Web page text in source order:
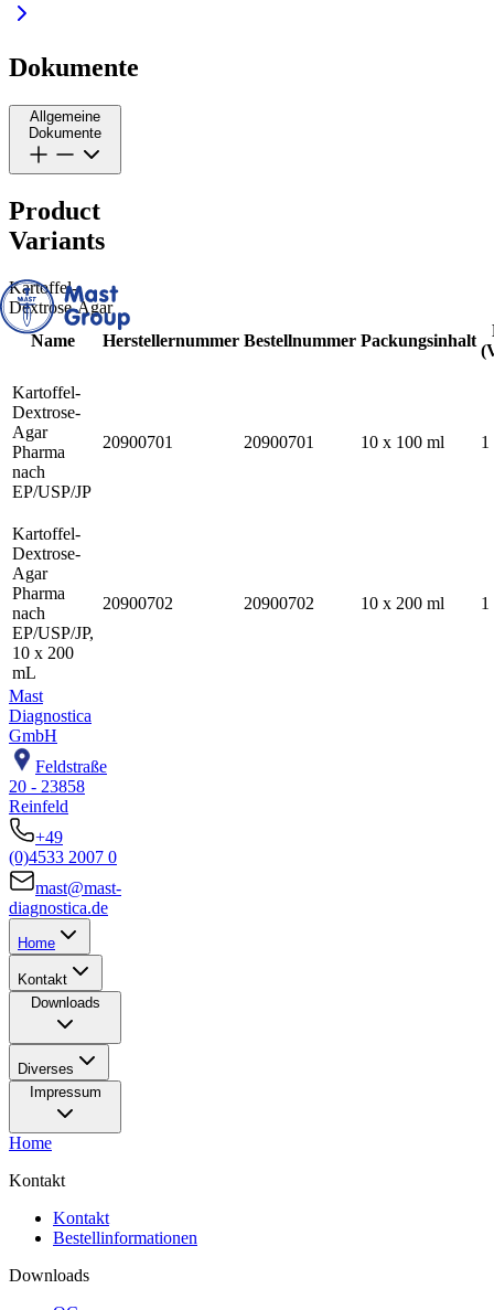
Dokumente
Allgemeine
Dokumente
Product
Variants
Kartoffel-
Dextrose-Agar
Name
Herstellernummer Bestellnummer Packungsinhalt
Kartoffel-
Dextrose-
Agar
Pharma
nach
EP/USP/JP
20900701 20900701 10 x 100 ml 1
Kartoffel-
Dextrose-
Agar
Pharma
nach
EP/USP/JP,
10 x 200
mL
20900702 20900702 10 x 200 ml 1
Mast
Diagnostica
GmbH
Feldstraße
20 - 23858
Reinfeld
+49
(0)4533 2007 0
mast@mast-
diagnostica.de
Home
Kontakt
Downloads
Diverses
Impressum
Home
Kontakt
Kontakt
Bestellinformationen
Downloads